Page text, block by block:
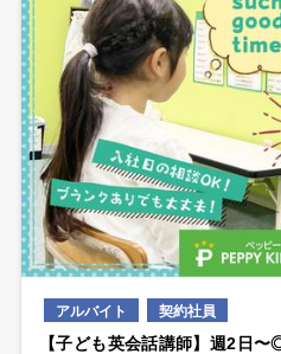
アルバイト 契約社員
【子ども英会話講師】週2日